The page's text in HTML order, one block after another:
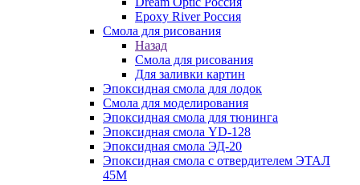
Epoxy River Россия
Смола для рисования
Назад
Смола для рисования
Для заливки картин
Эпоксидная смола для лодок
Смола для моделирования
Эпоксидная смола для тюнинга
Эпоксидная смола YD-128
Эпоксидная смола ЭД-20
Эпоксидная смола с отвердителем ЭТАЛ
45М